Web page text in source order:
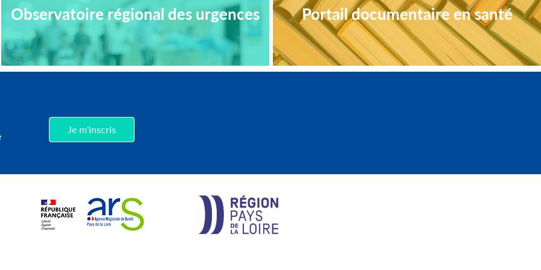
Observatoire régional des urgences Portail documentaire en santé
Je m'inscris